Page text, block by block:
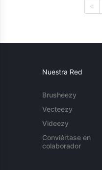
Nuestra Red
Brusheezy
Vecteezy
Videezy
Conviértase en
colaborador